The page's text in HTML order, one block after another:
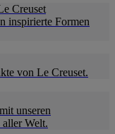
Creuset
inspirierte Formen
von Le Creuset.
unseren
aller Welt.